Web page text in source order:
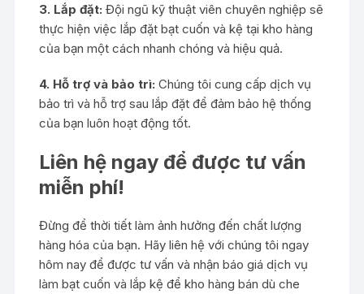
3. Lắp đặt: Đội ngũ kỹ thuật viên chuyên nghiệp sẽ
thực hiện việc lắp đặt bạt cuốn và kệ tại kho hàng
của bạn một cách nhanh chóng và hiệu quả.
4. Hỗ trợ và bảo trì: Chúng tôi cung cấp dịch vụ
bảo trì và hỗ trợ sau lắp đặt để đảm bảo hệ thống
của bạn luôn hoạt động tốt.
Liên hệ ngay để được tư vấn
miễn phí!
Đừng để thời tiết làm ảnh hưởng đến chất lượng
hàng hóa của bạn. Hãy liên hệ với chúng tôi ngay
hôm nay để được tư vấn và nhận báo giá dịch vụ
làm bạt cuốn và lắp kệ để kho hàng bán dù che